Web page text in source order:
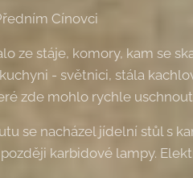
Cínovci
ze stáje, komory, kam se
- světnici, stála
zde mohlo rychle
se nacházel jídelní stůl s
karbidové lampy.